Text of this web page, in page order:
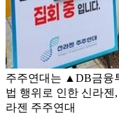
주주연대는 ▲DB금융
법 행위로 인한 신라젠
라젠 주주연대